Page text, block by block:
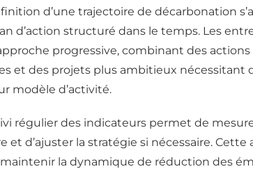
d’une trajectoire de décarbonation
d’action structuré dans le temps. Les
progressive, combinant des
et des projets plus ambitieux nécessitant
modèle d’activité.
régulier des indicateurs permet de
et d’ajuster la stratégie si nécessaire.
la dynamique de réduction des